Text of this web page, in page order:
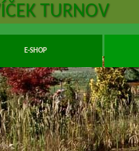
E-SHOP
TURNOV